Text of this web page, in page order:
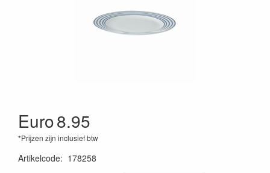
Euro8.95
*Prijzen zijn inclusief btw
Artikelcode: 178258